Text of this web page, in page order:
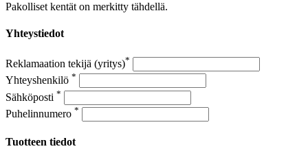
Pakolliset kentät on merkitty tähdellä.
Yhteystiedot
Reklamaation tekijä (yritys)*
Yhteyshenkilö *
Sähköposti *
Puhelinnumero *
Tuotteen tiedot